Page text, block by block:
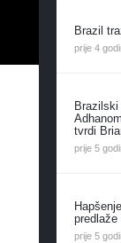
Brazil
prije 4
tvrdi
prije 5
prije 5